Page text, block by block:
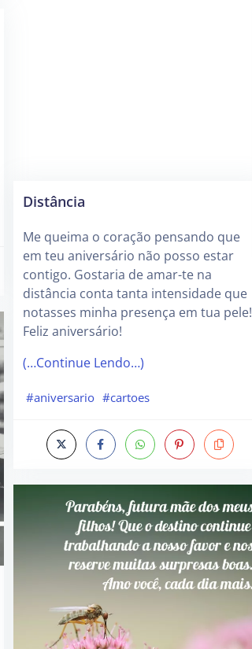
Distância
Me queima o coração pensando que
em teu aniversário não posso estar
contigo. Gostaria de amar-te na
distância conta tanta intensidade que
notasses minha presença em tua pele!
Feliz aniversário!
(…Continue Lendo…)
#aniversario #cartoes